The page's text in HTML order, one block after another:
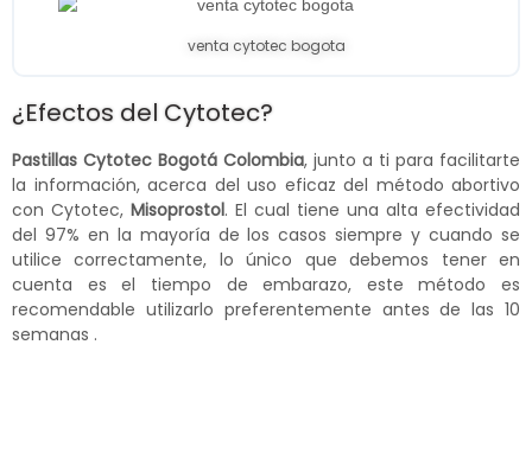
venta cytotec bogota
¿Efectos del Cytotec?
Pastillas Cytotec Bogotá Colombia, junto a ti para facilitarte
la información, acerca del uso eficaz del método abortivo
con Cytotec, Misoprostol. El cual tiene una alta efectividad
del 97% en la mayoría de los casos siempre y cuando se
utilice correctamente, lo único que debemos tener en
cuenta es el tiempo de embarazo, este método es
recomendable utilizarlo preferentemente antes de las 10
semanas .